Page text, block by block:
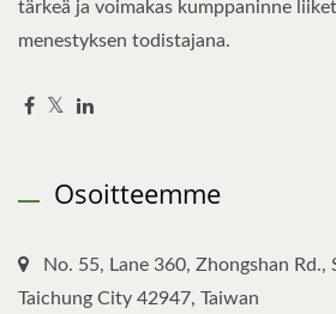
tärkeä ja voimakas kumppaninne
menestyksen todistajana.
Osoitteemme
No. 55, Lane 360, Zhongshan Rd.,
Taichung City 42947, Taiwan